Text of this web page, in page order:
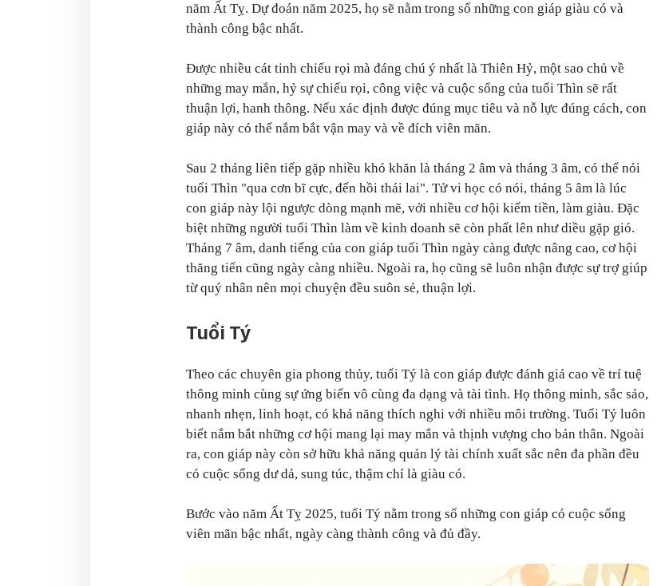
năm Ất Tỵ. Dự đoán năm 2025, họ sẽ nằm trong số những con giáp giàu có và
thành công bậc nhất.
Được nhiều cát tinh chiếu rọi mà đáng chú ý nhất là Thiên Hỷ, một sao chủ về
những may mắn, hỷ sự chiếu rọi, công việc và cuộc sống của tuổi Thìn sẽ rất
thuận lợi, hanh thông. Nếu xác định được đúng mục tiêu và nỗ lực đúng cách, con
giáp này có thể nắm bắt vận may và về đích viên mãn.
Sau 2 tháng liên tiếp gặp nhiều khó khăn là tháng 2 âm và tháng 3 âm, có thể nói
tuổi Thìn "qua cơn bĩ cực, đến hồi thái lai". Tử vi học có nói, tháng 5 âm là lúc
con giáp này lội ngược dòng mạnh mẽ, với nhiều cơ hội kiếm tiền, làm giàu. Đặc
biệt những người tuổi Thìn làm về kinh doanh sẽ còn phất lên như diều gặp gió.
Tháng 7 âm, danh tiếng của con giáp tuổi Thìn ngày càng được nâng cao, cơ hội
thăng tiến cũng ngày càng nhiều. Ngoài ra, họ cũng sẽ luôn nhận được sự trợ giúp
từ quý nhân nên mọi chuyện đều suôn sẻ, thuận lợi.
Tuổi Tý
Theo các chuyên gia phong thủy, tuổi Tý là con giáp được đánh giá cao về trí tuệ
thông minh cùng sự ứng biến vô cùng đa dạng và tài tình. Họ thông minh, sắc sảo,
nhanh nhẹn, linh hoạt, có khả năng thích nghi với nhiều môi trường. Tuổi Tý luôn
biết nắm bắt những cơ hội mang lại may mắn và thịnh vượng cho bản thân. Ngoài
ra, con giáp này còn sở hữu khả năng quản lý tài chính xuất sắc nên đa phần đều
có cuộc sống dư dả, sung túc, thậm chí là giàu có.
Bước vào năm Ất Tỵ 2025, tuổi Tý nằm trong số những con giáp có cuộc sống
viên mãn bậc nhất, ngày càng thành công và đủ đầy.